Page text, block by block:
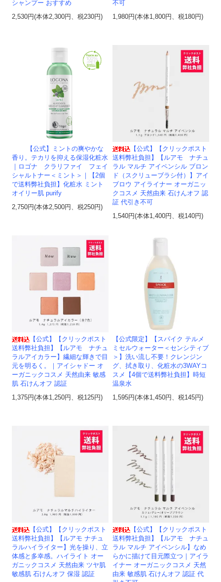
シャンプー おすすめ
2,530円(本体2,300円、税230円)
不可
1,980円(本体1,800円、税180円)
【公式】ミントの爽やかな
香り。テカリを抑える保湿化粧水
｜ロゴナ クラリファイ フェイ
シャルトナー＜ミント＞｜【2個
で送料弊社負担】化粧水 ミント
オイリー肌 purify
2,750円(本体2,500円、税250円)
【公式】【クリックポスト
送料弊社負担】【ルアモ ナチュ
ラル マルチ アイペンシル ブロン
ド（スクリューブラシ付）】アイ
ブロウ アイライナー オーガニッ
クコスメ 天然由来 石けんオフ 認
証 代引き不可
1,540円(本体1,400円、税140円)
【公式】【クリックポスト
送料弊社負担】【ルアモ ナチュ
ラルアイカラー】繊細な輝きで目
元を明るく。｜アイシャドー オ
ーガニックコスメ 天然由来 敏感
肌 石けんオフ 認証
1,375円(本体1,250円、税125円)
【公式限定】【スパイク テルメ
ミセルウォーター＜センシティブ
＞】洗い流し不要！クレンジン
グ、拭き取り、化粧水の3WAYコ
スメ【4個で送料弊社負担】時短
温泉水
1,595円(本体1,450円、税145円)
【公式】【クリックポスト
送料弊社負担】【ルアモ ナチュ
ラルハイライター】光を操り、立
体感と多幸感。ハイライト オー
ガニックコスメ 天然由来 ツヤ肌
敏感肌 石けんオフ 保湿 認証
【公式】【クリックポスト
送料弊社負担】【ルアモ ナチュ
ラル マルチ アイペンシル】なめ
らかに描けて目元際立つ｜アイラ
イナー オーガニックコスメ 天然
由来 敏感肌 石けんオフ 認証 代